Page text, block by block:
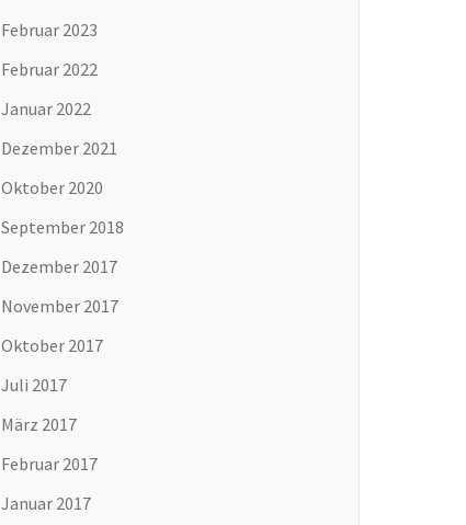
Februar 2023
Februar 2022
Januar 2022
Dezember 2021
Oktober 2020
September 2018
Dezember 2017
November 2017
Oktober 2017
Juli 2017
März 2017
Februar 2017
Januar 2017